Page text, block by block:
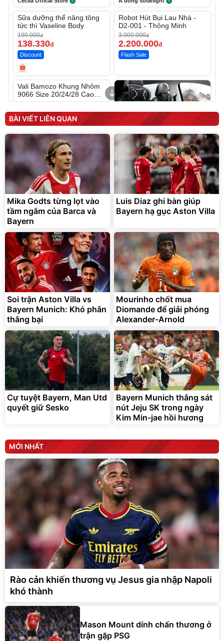
-27%
Sữa dưỡng thể nâng tông
tức thì Vaseline Body
190.000đ
138.330đ
Discount
-26%
Robot Hút Bụi Lau Nhà -
D2-001 - Thông Minh
3.000.000đ
2.200.000đ
Flash Sale
Vali Bamozo Khung Nhôm
9066 Size 20/24/28 Cao
Cấp
1.000.000
825.000đ
Flash Sale
Lót ghế ôtô, nâng lưng
chống nóng giúp thoải mái
trong di chuyển
295.000đ
BÀI VIẾT LIÊN QUAN
Mika Godts từng lọt vào
tầm ngắm của Barca và
Bayern
Luis Diaz ghi bàn giúp
Bayern hạ gục Aston Villa
Soi trận Aston Villa vs
Bayern Munich: Khó phân
thắng bại
Mourinho chốt mua
Diomande để giải phóng
Alexander-Arnold
Cự tuyệt Bayern, Man Utd
quyết giữ Sesko
Bayern Munich thắng sát
nút Jeju SK trong ngày
Kim Min-jae hồi hương
MỚI NHẤT
Rào cản khiến thương vụ Jesus gia nhập Napoli
khó thành
Mason Mount dính chấn thương ở
trận gặp PSG